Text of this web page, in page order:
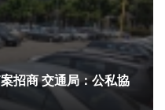
：公私協